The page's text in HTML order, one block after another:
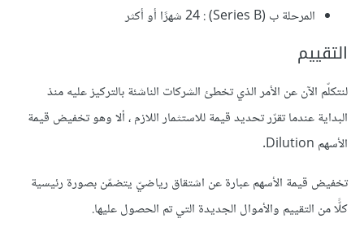
المرحلة ب (Series B) : 24 شهرًا أو أكثر
التقييم
لنتكلّم اﻵن عن اﻷمر الذي تخطئ الشركات الناشئة بالتركيز عليه منذ
البداية عندما تقرّر تحديد قيمة للاستثمار اللازم ، ألا وهو تخفيض قيمة
اﻷسهم Dilution.
تخفيض قيمة اﻷسهم عبارة عن اشتقاق رياضيّ يتضمّن بصورة رئيسية
كلًّا من التقييم والأموال الجديدة التي تم الحصول عليها.